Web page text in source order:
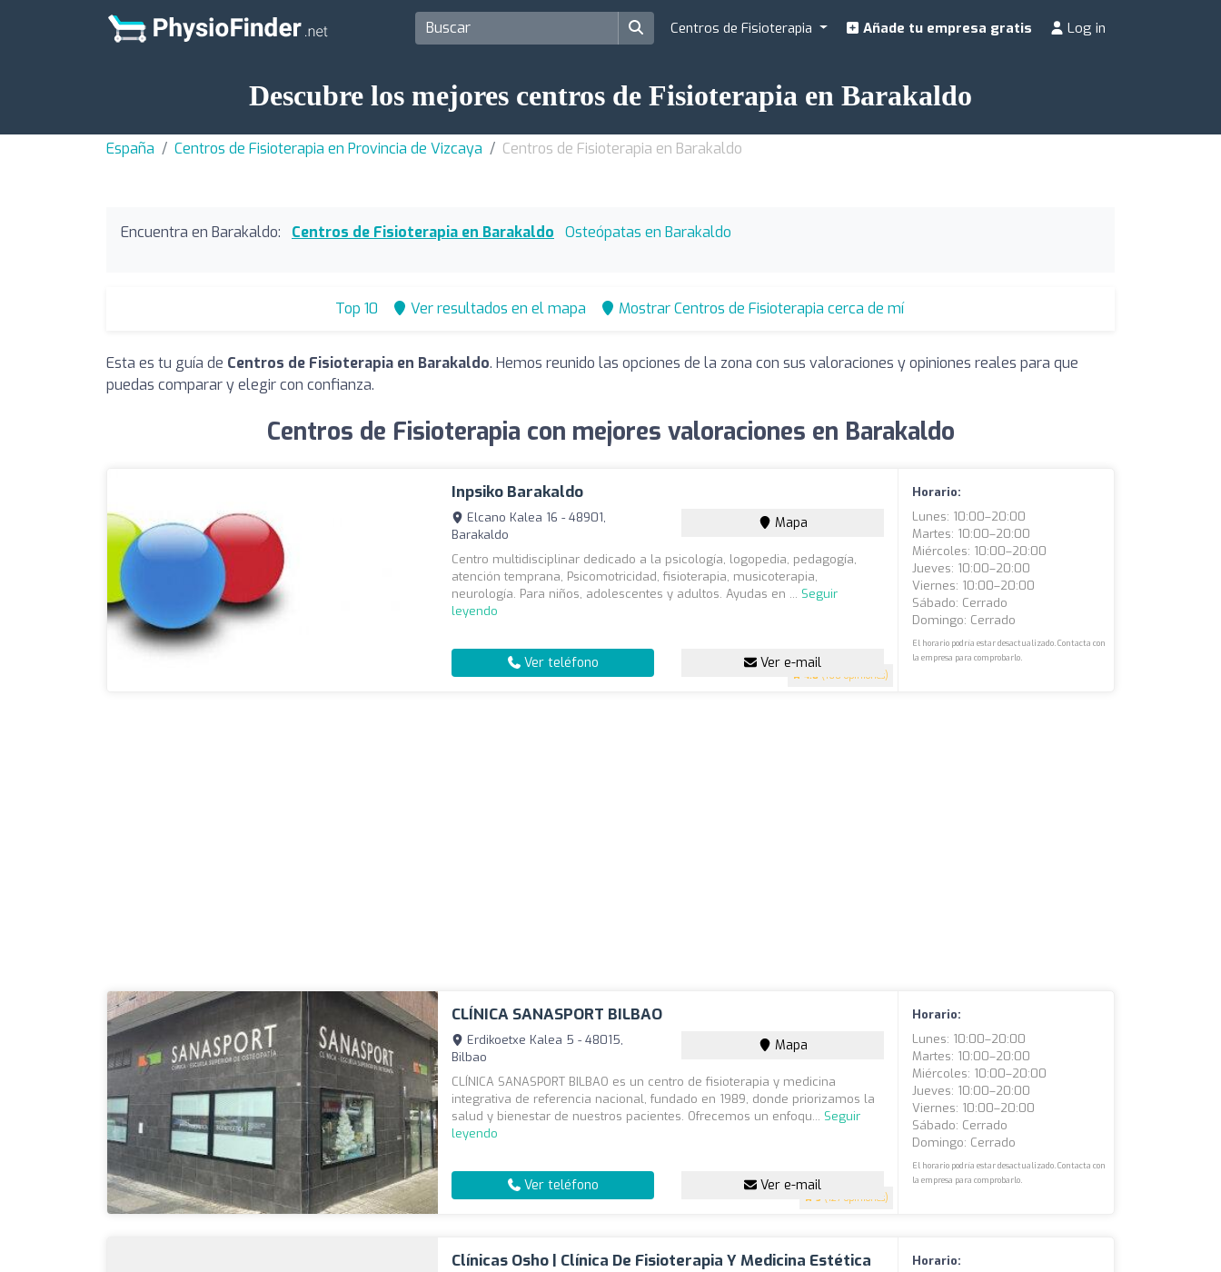
Centros de Fisioterapia Añade tu empresa gratis Log in
Descubre los mejores centros de Fisioterapia en Barakaldo
España Centros de Fisioterapia en Provincia de Vizcaya Centros de Fisioterapia en Barakaldo
Encuentra en Barakaldo: Centros de Fisioterapia en Barakaldo Osteópatas en Barakaldo
Top 10 Ver resultados en el mapa Mostrar Centros de Fisioterapia cerca de mí
Esta es tu guía de Centros de Fisioterapia en Barakaldo. Hemos reunido las opciones de la zona con sus valoraciones y opiniones reales para que
puedas comparar y elegir con confianza.
Centros de Fisioterapia con mejores valoraciones en Barakaldo
Inpsiko Barakaldo
4.8 (160 opiniones)
Elcano Kalea 16 - 48901,
Barakaldo
Mapa
Centro multidisciplinar dedicado a la psicología, logopedia, pedagogía,
atención temprana, Psicomotricidad, fisioterapia, musicoterapia,
neurología. Para niños, adolescentes y adultos. Ayudas en ... Seguir
leyendo
Ver teléfono Ver e-mail
Horario:
Lunes: 10:00–20:00
Martes: 10:00–20:00
Miércoles: 10:00–20:00
Jueves: 10:00–20:00
Viernes: 10:00–20:00
Sábado: Cerrado
Domingo: Cerrado
El horario podría estar desactualizado. Contacta con
la empresa para comprobarlo.
CLÍNICA SANASPORT BILBAO
5 (127 opiniones)
Erdikoetxe Kalea 5 - 48015,
Bilbao
Mapa
CLÍNICA SANASPORT BILBAO es un centro de fisioterapia y medicina
integrativa de referencia nacional, fundado en 1989, donde priorizamos la
salud y bienestar de nuestros pacientes. Ofrecemos un enfoqu... Seguir
leyendo
Ver teléfono Ver e-mail
Horario:
Lunes: 10:00–20:00
Martes: 10:00–20:00
Miércoles: 10:00–20:00
Jueves: 10:00–20:00
Viernes: 10:00–20:00
Sábado: Cerrado
Domingo: Cerrado
El horario podría estar desactualizado. Contacta con
la empresa para comprobarlo.
Clínicas Osho | Clínica De Fisioterapia Y Medicina Estética
Horario: